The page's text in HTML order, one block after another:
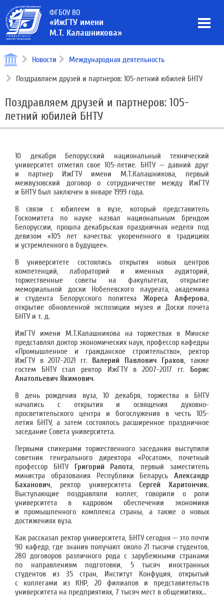
ФГБОУ ВО
«ИжГТУ имени
М.Т. Калашникова»
Новости Международная деятельность
Поздравляем друзей и партнеров: 105-летний юбилей БНТУ
Поздравляем друзей и партнеров: 105-
летний юбилей БНТУ
10 декабря Белорусский национальный технический
университет отметил свое 105-летие. БНТУ — давний друг
и партнер ИжГТУ имени М.Т.Калашникова, первый
межвузовский договор о сотрудничестве между ИжГТУ
и БНТУ был заключен в январе 1999 года.
В связи с юбилеем в вузе, который представитель
Госкомитета по науке назвал национальным брендом
Белоруссии, прошла декабрьская праздничная неделя под
девизом «105 лет качества: укорененного в традициях
и устремленного в будущее».
В университете состоялись открытия новых центров
компетенций, лабораторий и именных аудиторий,
торжественные советы на факультетах, открытие
мемориальной доски Нобелевского лауреата, академика
и студента Белорусского политеха Жореса Алферова,
открытие обновленной экспозиции музея и Доски почета
БНТУ и т. д.
ИжГТУ имени М.Т.Калашникова на торжествах в Минске
представлял доктор экономических наук, профессор кафедры
«Промышленное и гражданское строительство», ректор
ИжГТУ в 2017-2021 гг. Валерий Павлович Грахов, также
гостем БНТУ стал ректор ИжГТУ в 2007-2017 гг. Борис
Анатольевич Якимович.
В день рождения вуза, 10 декабря, торжества в БНТУ
начались с открытия и освящения духовно-
просветительского центра и богослужения в честь 105-
летия БНТУ, а затем состоялось расширенное праздничное
заседание Совета университета.
Первыми спикерами торжественного заседания выступили
советник генерального директора «Росатом», почетный
профессор БНТУ Григорий Рапота, первый заместитель
министра образования Республики Беларусь Александр
Баханович, ректор университета Сергей Харитончик.
Выступающие поздравляли коллег, говорили о роли
университета в кадровом обеспечении экономики
и промышленного комплекса страны, а также о новых
достижениях вуза.
Как рассказал ректор университета, БНТУ сегодня — это почти
90 кафедр, где знания получают около 21 тысячи студентов,
280 договоров различного рода с зарубежными странами
по направлениям подготовки, 5 тысяч иностранных
студентов из 35 стран, Институт Конфуция, открытый
с коллегами из КНР, 20 филиалов и представительств
университета на предприятиях, 7 тысяч мест в общежитиях...